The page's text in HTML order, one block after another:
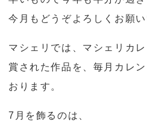
今月もどうぞよろしくお願い
マシェリでは、マシェリカ
賞された作品を、毎月カレ
おります。
7月を飾るのは、